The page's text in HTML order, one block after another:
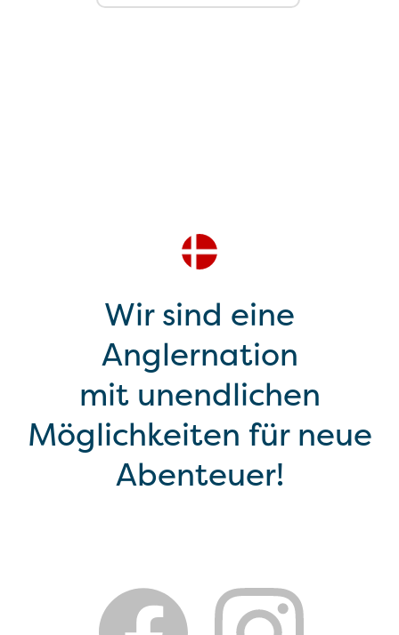
Wir sind eine
Anglernation
mit unendlichen
Möglichkeiten für neue
Abenteuer!